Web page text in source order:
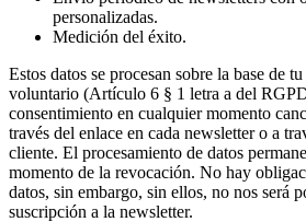
personalizadas.
Medición del éxito.
Estos datos se procesan sobre la base de
voluntario (Artículo 6 § 1 letra a del
consentimiento en cualquier momento
través del enlace en cada newsletter o a
cliente. El procesamiento de datos
momento de la revocación. No hay
datos, sin embargo, sin ellos, no nos será
suscripción a la newsletter.